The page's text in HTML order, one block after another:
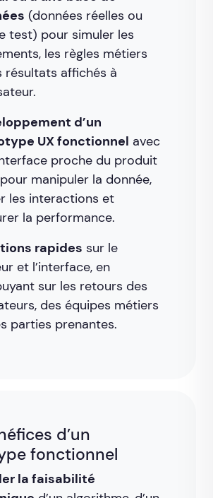
(données réelles ou
test) pour simuler les
les règles métiers
résultats affichés à
d’un
UX fonctionnel avec
proche du produit
manipuler la donnée,
les interactions et
la performance.
rapides sur le
et l’interface, en
sur les retours des
des équipes métiers
parties prenantes.
d’un
fonctionnel
la faisabilité